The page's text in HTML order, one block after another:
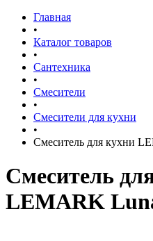
Главная
•
Каталог товаров
•
Сантехника
•
Смесители
•
Смесители для кухни
•
Смеситель для кухни
Смеситель
LEMARK